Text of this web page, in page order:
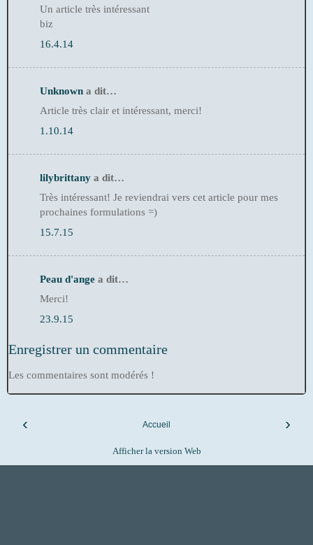
Un article très intéressant
biz
16.4.14
Unknown a dit…
Article très clair et intéressant, merci!
1.10.14
lilybrittany a dit…
Très intéressant! Je reviendrai vers cet article pour mes
prochaines formulations =)
15.7.15
Peau d'ange a dit…
Merci!
23.9.15
Enregistrer un commentaire
Les commentaires sont modérés !
‹ ›
Accueil
Afficher la version Web